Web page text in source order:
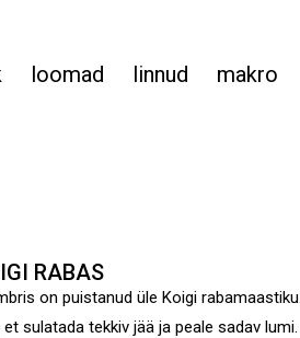
loomad linnud makro
RABAS
on puistanud üle Koigi
sulatada tekkiv jää ja peale sadav lumi.